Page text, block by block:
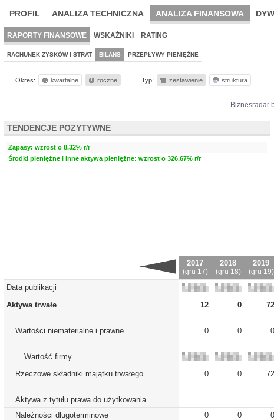
PROFIL ANALIZA TECHNICZNA ANALIZA FINANSOWA
RAPORTY FINANSOWE WSKAŹNIKI RATING
RACHUNEK ZYSKÓW I STRAT BILANS PRZEPŁYWY PIENIĘŻNE
Okres: kwartalne roczne Typ: zestawienie struktura
Biznesradar
TENDENCJE POZYTYWNE
Zapasy: wzrost o 8.32% r/r
Środki pieniężne i inne aktywa pieniężne: wzrost o 326.67% r/r
2017
(gru 17)
2018
(gru 18)
2019
(gru 19)
Data publikacji
Aktywa trwałe
12 0 72
Wartości niematerialne i prawne 0 0 0
Wartość firmy
Rzeczowe składniki majątku trwałego
0 0 72
Aktywa z tytułu prawa do użytkowania
Należności długoterminowe
0 0 0